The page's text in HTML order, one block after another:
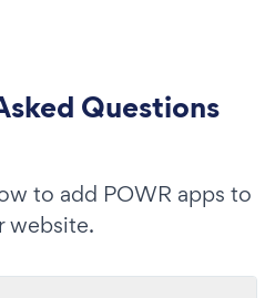
Questions
to add POWR apps to
website.